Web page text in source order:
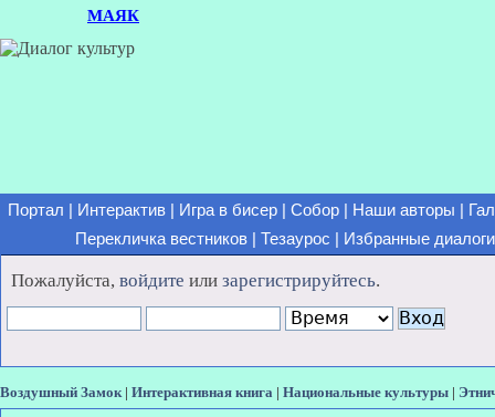
МАЯК
Портал Интерактив| Игра в бисер| Собор| Наши авторы
Перекличка вестников
Тезаурос Избранные диалоги
Пожалуйста, войдите или зарегистрируйтесь.
Воздушный Замок| Интерактивная книга Национальные культуры